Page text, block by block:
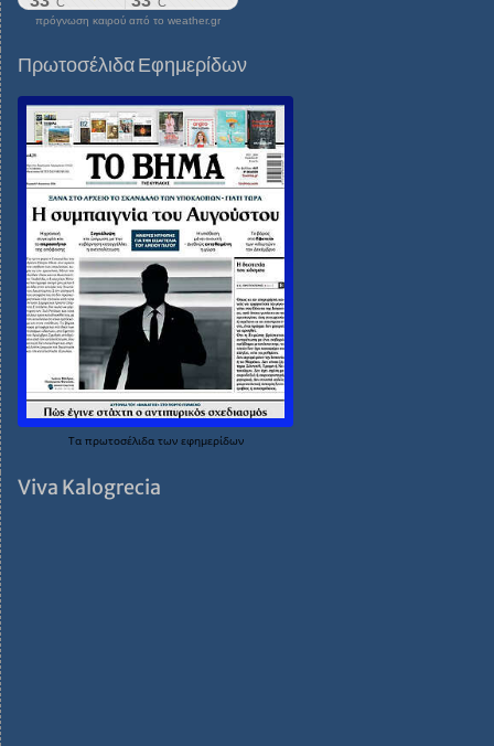
πρόγνωση καιρού από το weather.gr
Πρωτοσέλιδα Εφημερίδων
Τα πρωτοσέλιδα των εφημερίδων
Viva Kalogrecia